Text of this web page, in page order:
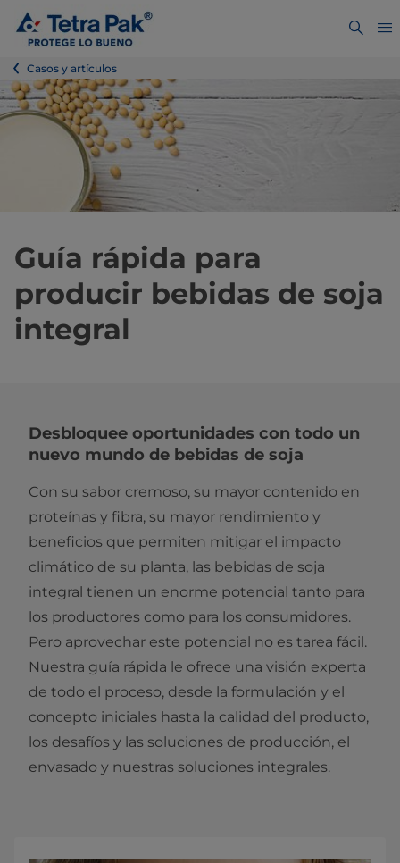
Casos y artículos
Guía rápida para
producir bebidas de soja
integral
Desbloquee oportunidades con todo un
nuevo mundo de bebidas de soja
Con su sabor cremoso, su mayor contenido en
proteínas y fibra, su mayor rendimiento y
beneficios que permiten mitigar el impacto
climático de su planta, las bebidas de soja
integral tienen un enorme potencial tanto para
los productores como para los consumidores.
Pero aprovechar este potencial no es tarea fácil.
Nuestra guía rápida le ofrece una visión experta
de todo el proceso, desde la formulación y el
concepto iniciales hasta la calidad del producto,
los desafíos y las soluciones de producción, el
envasado y nuestras soluciones integrales.